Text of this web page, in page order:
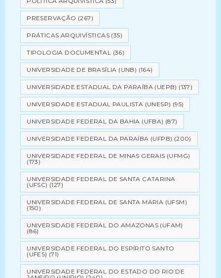
PRESERVAÇÃO (267)
PRÁTICAS ARQUIVÍSTICAS (35)
TIPOLOGIA DOCUMENTAL (36)
UNIVERSIDADE DE BRASÍLIA (UNB) (164)
UNIVERSIDADE ESTADUAL DA PARAÍBA (UEPB) (137)
UNIVERSIDADE ESTADUAL PAULISTA (UNESP) (95)
UNIVERSIDADE FEDERAL DA BAHIA (UFBA) (87)
UNIVERSIDADE FEDERAL DA PARAÍBA (UFPB) (200)
UNIVERSIDADE FEDERAL DE MINAS GERAIS (UFMG)
(173)
UNIVERSIDADE FEDERAL DE SANTA CATARINA
(UFSC) (127)
UNIVERSIDADE FEDERAL DE SANTA MARIA (UFSM)
(150)
UNIVERSIDADE FEDERAL DO AMAZONAS (UFAM)
(86)
UNIVERSIDADE FEDERAL DO ESPÍRITO SANTO
(UFES) (71)
UNIVERSIDADE FEDERAL DO ESTADO DO RIO DE